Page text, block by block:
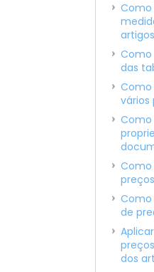
Como
Como
das
vários
Como
Como
de
dos